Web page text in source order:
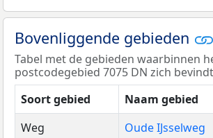
Bovenliggende gebieden
Tabel met de gebieden waarbinnen
postcodegebied 7075 DN zich
Soort gebied
Naam gebied
Weg
Oude IJsselweg